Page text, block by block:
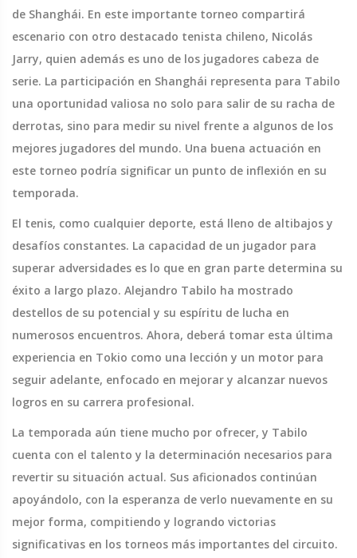
de Shanghái. En este importante torneo compartirá
escenario con otro destacado tenista chileno, Nicolás
Jarry, quien además es uno de los jugadores cabeza de
serie. La participación en Shanghái representa para Tabilo
una oportunidad valiosa no solo para salir de su racha de
derrotas, sino para medir su nivel frente a algunos de los
mejores jugadores del mundo. Una buena actuación en
este torneo podría significar un punto de inflexión en su
temporada.
El tenis, como cualquier deporte, está lleno de altibajos y
desafíos constantes. La capacidad de un jugador para
superar adversidades es lo que en gran parte determina su
éxito a largo plazo. Alejandro Tabilo ha mostrado
destellos de su potencial y su espíritu de lucha en
numerosos encuentros. Ahora, deberá tomar esta última
experiencia en Tokio como una lección y un motor para
seguir adelante, enfocado en mejorar y alcanzar nuevos
logros en su carrera profesional.
La temporada aún tiene mucho por ofrecer, y Tabilo
cuenta con el talento y la determinación necesarios para
revertir su situación actual. Sus aficionados continúan
apoyándolo, con la esperanza de verlo nuevamente en su
mejor forma, compitiendo y logrando victorias
significativas en los torneos más importantes del circuito.